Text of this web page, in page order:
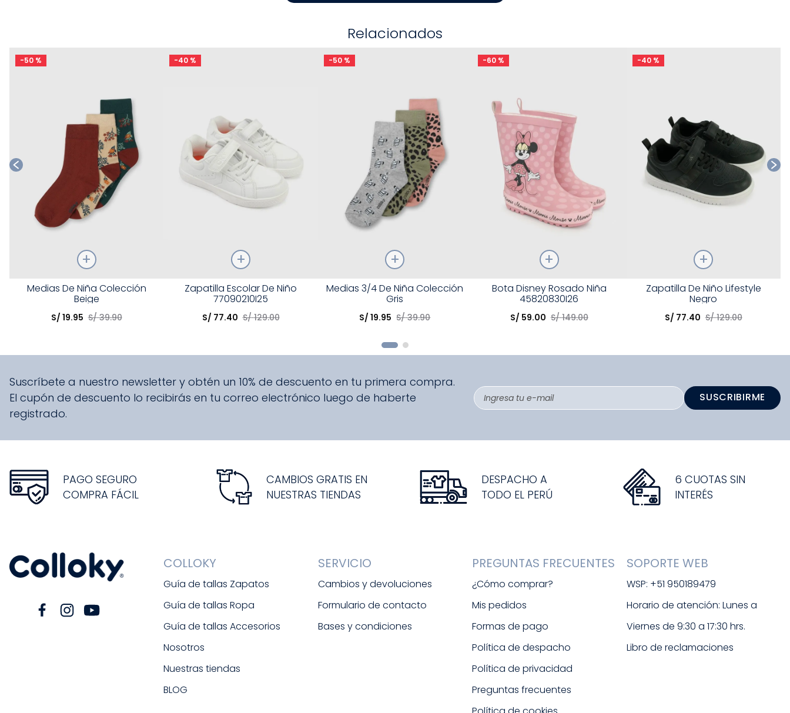
Relacionados
-50 %
Talla
Elige una opción
Medias De Niña Colección
Beige
S/ 19.95 S/ 39.90
-40 %
Elige una opción
Zapatilla Escolar De Niño
77090210I25
S/ 77.40 S/ 129.00
-50 %
Talla
Elige una opción
Medias 3/4 De Niña Colección
Gris
S/ 19.95 S/ 39.90
-60 %
Elige una opción
Bota Disney Rosado Niña
45820830I26
S/ 59.00 S/ 149.00
-40 %
Elige una opción
Zapatilla De Niño Lifestyle
Negro
S/ 77.40 S/ 129.00
Suscríbete a nuestro newsletter y obtén un 10% de descuento en tu primera compra.
El cupón de descuento lo recibirás en tu correo electrónico luego de haberte
registrado.
SUSCRIBIRME
PAGO SEGURO
COMPRA FÁCIL
CAMBIOS GRATIS EN
NUESTRAS TIENDAS
DESPACHO A
TODO EL PERÚ
6 CUOTAS SIN
INTERÉS
COLLOKY
Guía de tallas Zapatos
Guía de tallas Ropa
Guía de tallas Accesorios
Nosotros
Nuestras tiendas
BLOG
SERVICIO
Cambios y devoluciones
Formulario de contacto
Bases y condiciones
PREGUNTAS FRECUENTES
¿Cómo comprar?
Mis pedidos
Formas de pago
Política de despacho
Política de privacidad
Preguntas frecuentes
SOPORTE WEB
WSP: +51 950189479
Horario de atención: Lunes a
Viernes de 9:30 a 17:30 hrs.
Libro de reclamaciones